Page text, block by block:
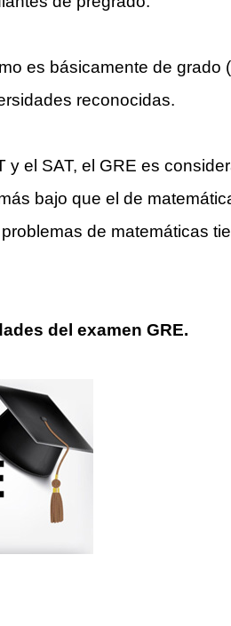
es básicamente de
reconocidas.
y el SAT, el GRE es
bajo que el de
de matemáticas
del examen GRE.